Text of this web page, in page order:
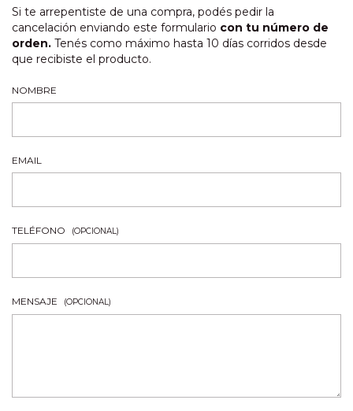
Si te arrepentiste de una compra, podés pedir la
cancelación enviando este formulario con tu número de
orden. Tenés como máximo hasta 10 días corridos desde
que recibiste el producto.
NOMBRE
EMAIL
TELÉFONO (OPCIONAL)
MENSAJE (OPCIONAL)